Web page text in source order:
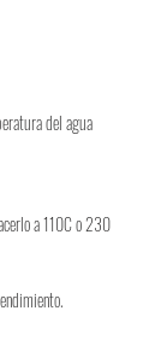
del agua
a 110C o 230